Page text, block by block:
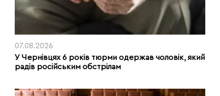
07.08.2026
У Чернівцях 6 років тюрми одержав чоловік, який
радів російським обстрілам